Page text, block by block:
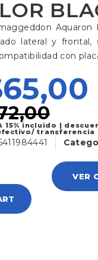
Aquaron
lateral y frontal,
con
65,00
15% incluido |
transferencia
VER